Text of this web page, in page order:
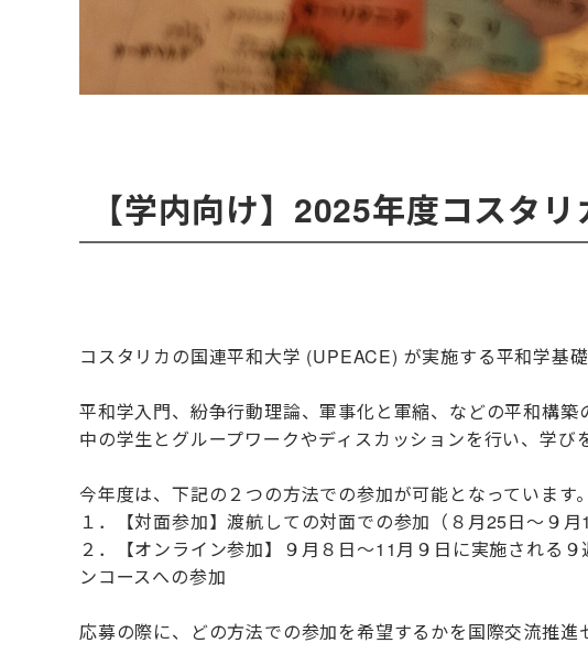
【学内向け】2025年度コスタ
コスタリカの国連平和大学 (UPEACE) が実施する平和学基
平和学入門、紛争行動理論、軍事化と軍縮、などの平和構
中の学生とグループワークやディスカッションを行い、学び
今年度は、下記の２つの方法での参加が可能となっています。
１．【対面参加】渡航しての対面での参加（８月25日～９月
２．【オンライン参加】９月８日～11月９日に実施される
ンコースへの参加
応募の際に、どの方法での参加を希望するかを国際交流推進